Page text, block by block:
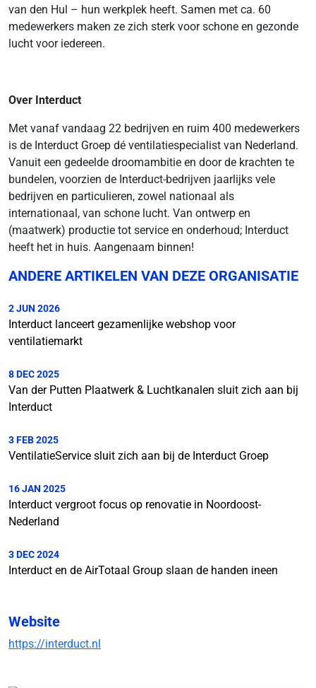
van den Hul – hun werkplek heeft. Samen met ca. 60
medewerkers maken ze zich sterk voor schone en gezonde
lucht voor iedereen.
Over Interduct
Met vanaf vandaag 22 bedrijven en ruim 400 medewerkers
is de Interduct Groep dé ventilatiespecialist van Nederland.
Vanuit een gedeelde droomambitie en door de krachten te
bundelen, voorzien de Interduct-bedrijven jaarlijks vele
bedrijven en particulieren, zowel nationaal als
internationaal, van schone lucht. Van ontwerp en
(maatwerk) productie tot service en onderhoud; Interduct
heeft het in huis. Aangenaam binnen!
ANDERE ARTIKELEN VAN DEZE ORGANISATIE
2 JUN 2026
Interduct lanceert gezamenlijke webshop voor
ventilatiemarkt
8 DEC 2025
Van der Putten Plaatwerk & Luchtkanalen sluit zich aan bij
Interduct
3 FEB 2025
VentilatieService sluit zich aan bij de Interduct Groep
16 JAN 2025
Interduct vergroot focus op renovatie in Noordoost-
Nederland
3 DEC 2024
Interduct en de AirTotaal Group slaan de handen ineen
Website
https://interduct.nl